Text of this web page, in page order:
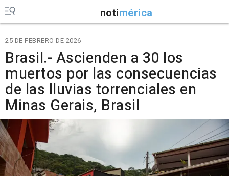
notimérica
25 DE FEBRERO DE 2026
Brasil.- Ascienden a 30 los
muertos por las consecuencias
de las lluvias torrenciales en
Minas Gerais, Brasil